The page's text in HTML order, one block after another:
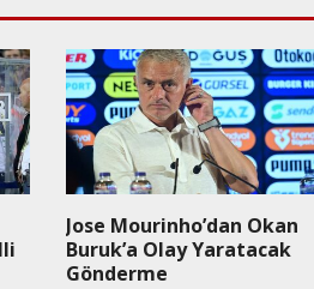
Jose Mourinho’dan Okan
Buruk’a Olay Yaratacak
Gönderme